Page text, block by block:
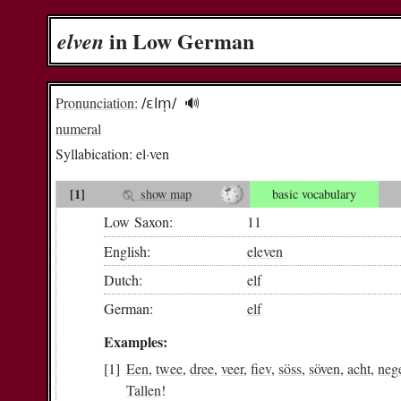
el­ven in Low German
Pronunciation: /ɛlm̩/ 🔊︎
numeral
Syllabication: el·ven
[1] show map basic vocabulary
Low Saxon:
11
English:
eleven
Dutch:
elf
German:
elf
Examples:
Een,twee,dree,veer,fiev,söss,söven,acht,
Tallen!